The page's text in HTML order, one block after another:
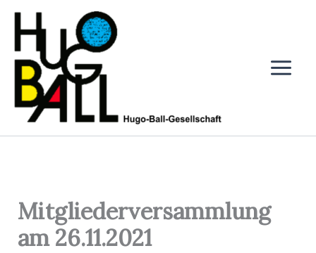
Zum
Inhalt
Mitgliederversammlung
am 26.11.2021